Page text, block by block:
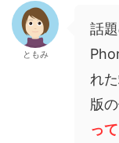
ともみ
話
れ
版
っ